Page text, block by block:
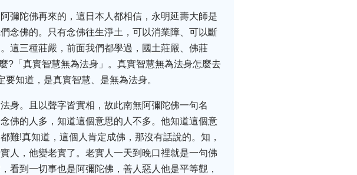
彌陀佛再來的，這日本人都相信，永明延壽大師是
念佛的。只有念佛往生淨土，可以消業障、可以斷
這三種莊嚴，前面我們都學過，國土莊嚴、佛莊
?「真實智慧無為法身」。真實智慧無為法身怎麼去
知道，是真實智慧、是無為法身。
身。且以聲字皆實相，故此南無阿彌陀佛一句名
佛的人多，知道這個意思的人不多。他知道這個意
難!真知道，這個人肯定成佛，那沒有話說的。知，
人，他變老實了。老實人一天到晚口裡就是一句佛
看到一切事也是阿彌陀佛，善人惡人他是平等觀，